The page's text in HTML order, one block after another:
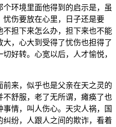
环境里面他得到的启示是，虽
伤要放在心里，日子还是要
担下来怎么办，担下来也不能
，心大到受得了忧伤也担得了
好转。心宽以后，人才愉悦，
来，似乎也是父亲在天之灵的
舒服，老了无所谓，瘫痪了也
情，叫人伤心。天灾人祸，国
纷，人跟人之间的欺诈，看着